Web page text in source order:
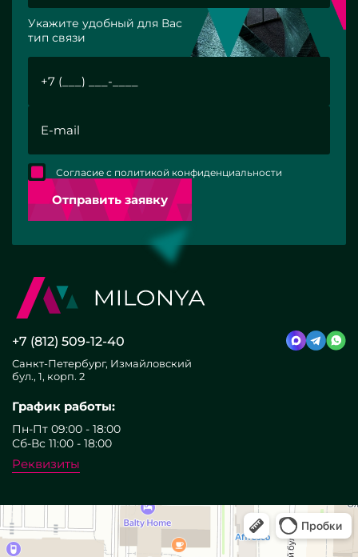
Укажите удобный для Вас
тип связи
Отправить заявку
Согласие с политикой конфиденциальности
+7 (812) 509-12-40
Санкт-Петербург, Измайловский
бул., 1, корп. 2
График работы:
Пн-Пт 09:00 - 18:00
Сб-Вс 11:00 - 18:00
Реквизиты